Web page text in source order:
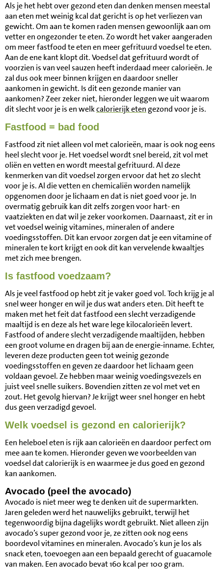
Als je het hebt over gezond eten dan denken mensen meestal
aan eten met weinig kcal dat gericht is op het verliezen van
gewicht. Om aan te komen raden mensen gewoonlijk aan om
vetter en ongezonder te eten. Zo wordt het vaker aangeraden
om meer fastfood te eten en meer gefrituurd voedsel te eten.
Aan de ene kant klopt dit. Voedsel dat gefrituurd wordt of
voorzien is van veel sauzen heeft inderdaad meer calorieën. Je
zal dus ook meer binnen krijgen en daardoor sneller
aankomen in gewicht. Is dit een gezonde manier van
aankomen? Zeer zeker niet, hieronder leggen we uit waarom
dit slecht voor je is en welkcalorierijk eten gezond voor je is.
Fastfood = bad food
Fastfood zit niet alleen vol met calorieën, maar is ook nog eens
heel slecht voor je. Het voedsel wordt snel bereid, zit vol met
oliën en vetten en wordt meestal gefrituurd. Al deze
kenmerken van dit voedsel zorgen ervoor dat het zo slecht
voor je is. Al die vetten en chemicaliën worden namelijk
opgenomen door je lichaam en dat is niet goed voor je. In
overmatig gebruik kan dit zelfs zorgen voor hart- en
vaatziekten en dat wil je zeker voorkomen. Daarnaast, zit er in
vet voedsel weinig vitamines, mineralen of andere
voedingsstoffen. Dit kan ervoor zorgen dat je een vitamine of
mineralen te kort krijgt en ook dit kan vervelende kwaaltjes
met zich mee brengen.
Is fastfood voedzaam?
Als je veel fastfood op hebt zit je vaker goed vol. Toch krijg je al
snel weer honger en wil je dus wat anders eten. Dit heeft te
maken met het feit dat fastfood een slecht verzadigende
maaltijd is en deze als het ware lege kilocalorieën levert.
Fastfood of andere slecht verzadigende maaltijden, hebben
een groot volume en dragen bij aan de energie-inname. Echter,
leveren deze producten geen tot weinig gezonde
voedingsstoffen en geven ze daardoor het lichaam geen
voldaan gevoel. Ze hebben maar weinig voedingsvezels en
juist veel snelle suikers. Bovendien zitten ze vol met vet en
zout. Het gevolg hiervan? Je krijgt weer snel honger en hebt
dus geen verzadigd gevoel.
Welk voedsel is gezond en calorierijk?
Een heleboel eten is rijk aan calorieën en daardoor perfect om
mee aan te komen. Hieronder geven we voorbeelden van
voedsel dat calorierijk is en waarmee je dus goed en gezond
kan aankomen.
Avocado (peel the avocado)
Avocado is niet meer weg te denken uit de supermarkten.
Jaren geleden werd het nauwelijks gebruikt, terwijl het
tegenwoordig bijna dagelijks wordt gebruikt. Niet alleen zijn
avocado’s super gezond voor je, ze zitten ook nog eens
boordevol vitamines en mineralen. Avocado’s kun je los als
snack eten, toevoegen aan een bepaald gerecht of guacamole
van maken. Een avocado bevat 160 kcal per 100 gram.